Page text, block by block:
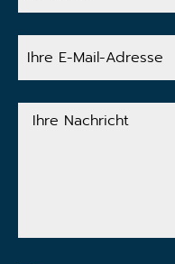
Ihre
E-
Adresse
Ihre
Nachricht